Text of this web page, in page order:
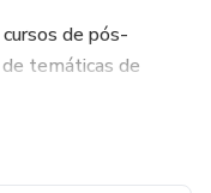
de pós-
temáticas de